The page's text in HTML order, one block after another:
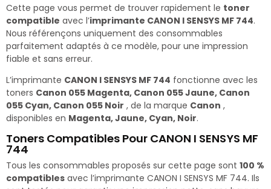
Cette page vous permet de trouver rapidement le toner
compatible avec l’imprimante CANON I SENSYS MF 744.
Nous référençons uniquement des consommables
parfaitement adaptés à ce modèle, pour une impression
fiable et sans erreur.
L’imprimante CANON I SENSYS MF 744 fonctionne avec les
toners Canon 055 Magenta, Canon 055 Jaune, Canon
055 Cyan, Canon 055 Noir , de la marque Canon ,
disponibles en Magenta, Jaune, Cyan, Noir.
Toners Compatibles Pour CANON I SENSYS MF
744
Tous les consommables proposés sur cette page sont 100 %
compatibles avec l’imprimante CANON I SENSYS MF 744. Ils